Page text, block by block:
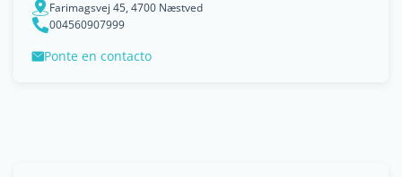
Farimagsvej 45, 4700 Næstved
004560907999
Ponte en contacto